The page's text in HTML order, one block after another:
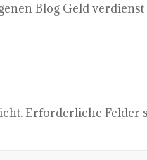
Blog Geld
Erforderliche Felder